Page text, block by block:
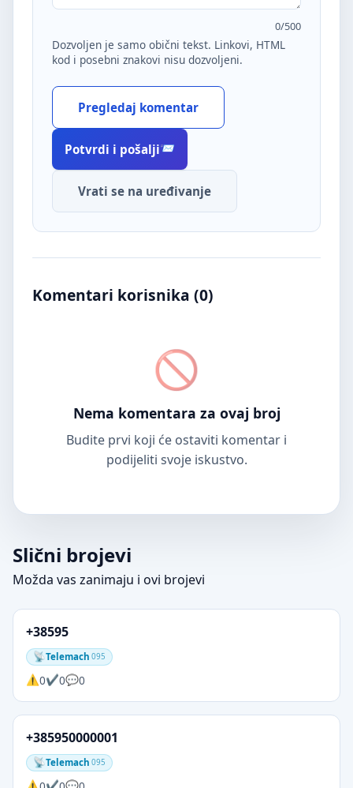
0/500
Dozvoljen je samo obični tekst. Linkovi, HTML
kod i posebni znakovi nisu dozvoljeni.
Pregledaj komentar
Potvrdi i pošalji
Vrati se na uređivanje
Komentari korisnika (0)
Nema komentara za ovaj broj
Budite prvi koji će ostaviti komentar i
podijeliti svoje iskustvo.
Slični brojevi
Možda vas zanimaju i ovi brojevi
+38595
Telemach 095
0 0 0
+385950000001
Telemach 095